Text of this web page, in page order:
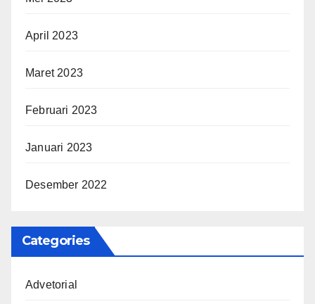
April 2023
Maret 2023
Februari 2023
Januari 2023
Desember 2022
Categories
Advetorial